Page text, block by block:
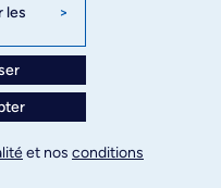
Montréal, 2026. Tous
les
>
et nos conditions